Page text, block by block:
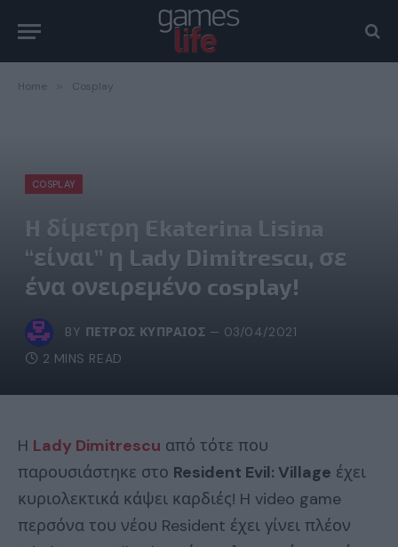
Home Cosplay
COSPLAY
H δίμετρη Ekaterina Lisina
“είναι” η Lady Dimitrescu, σε
ένα ονειρεμένο cosplay!
BY ΠΈΤΡΟΣ ΚΥΠΡΑΊΟΣ
03/04/2021
2 MINS READ
H Lady Dimitrescu από τότε που
παρουσιάστηκε στο Resident Evil: Village έχει
κυριολεκτικά κάψει καρδιές! H video game
περσόνα του νέου Resident έχει γίνει πλέον